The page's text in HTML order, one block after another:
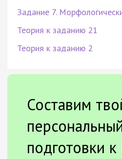
Задание 7.
Теория к заданию 21
Теория к заданию 2
Составим
подготовки к